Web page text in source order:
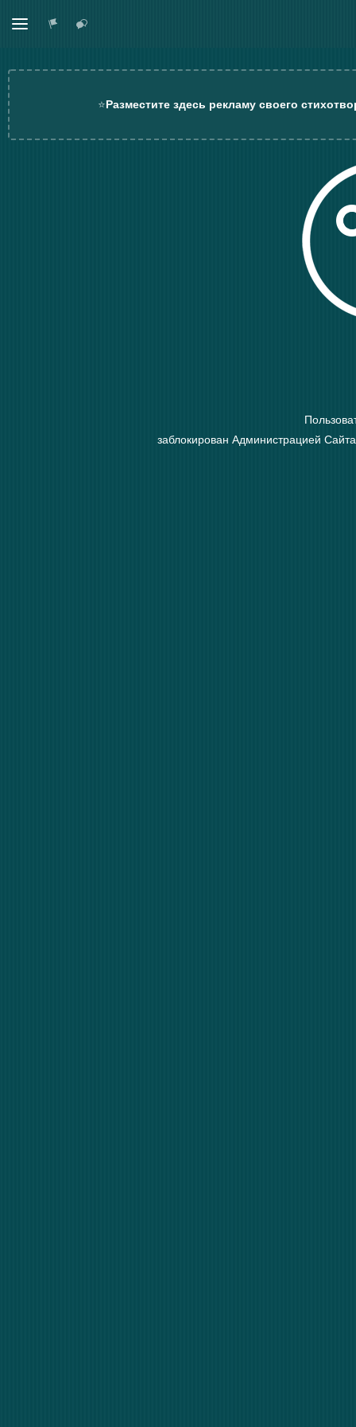
⭐Разместите здесь рекламу своего
заблокирован Администрацией